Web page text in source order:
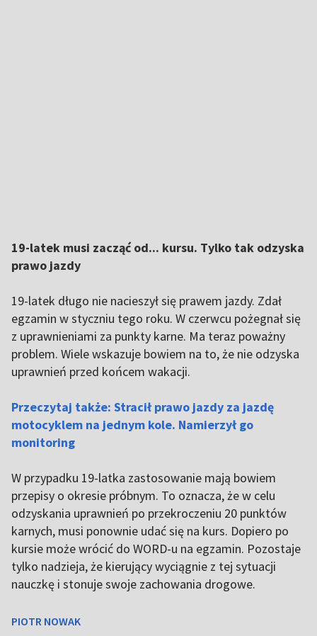
19-latek musi zacząć od... kursu. Tylko tak odzyska
prawo jazdy
19-latek długo nie nacieszył się prawem jazdy. Zdał
egzamin w styczniu tego roku. W czerwcu pożegnał się
z uprawnieniami za punkty karne. Ma teraz poważny
problem. Wiele wskazuje bowiem na to, że nie odzyska
uprawnień przed końcem wakacji.
Przeczytaj także: Stracił prawo jazdy za jazdę
motocyklem na jednym kole. Namierzył go
monitoring
W przypadku 19-latka zastosowanie mają bowiem
przepisy o okresie próbnym. To oznacza, że w celu
odzyskania uprawnień po przekroczeniu 20 punktów
karnych, musi ponownie udać się na kurs. Dopiero po
kursie może wrócić do WORD-u na egzamin. Pozostaje
tylko nadzieja, że kierujący wyciągnie z tej sytuacji
nauczkę i stonuje swoje zachowania drogowe.
PIOTR NOWAK